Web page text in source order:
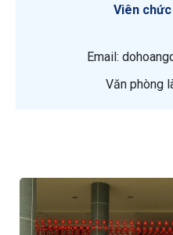
Viên
Email:
Văn phòng